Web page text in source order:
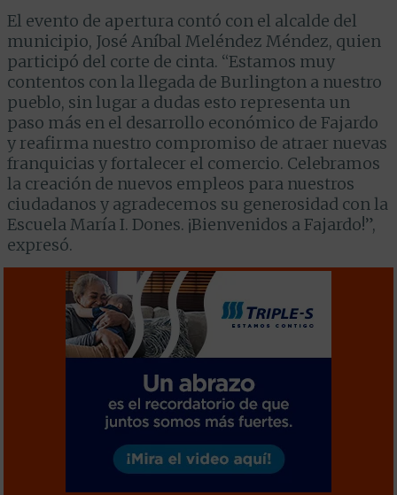
El evento de apertura contó con el alcalde del
municipio, José Aníbal Meléndez Méndez, quien
participó del corte de cinta. “Estamos muy
contentos con la llegada de Burlington a nuestro
pueblo, sin lugar a dudas esto representa un
paso más en el desarrollo económico de Fajardo
y reafirma nuestro compromiso de atraer nuevas
franquicias y fortalecer el comercio. Celebramos
la creación de nuevos empleos para nuestros
ciudadanos y agradecemos su generosidad con la
Escuela María I. Dones. ¡Bienvenidos a Fajardo!”,
expresó.